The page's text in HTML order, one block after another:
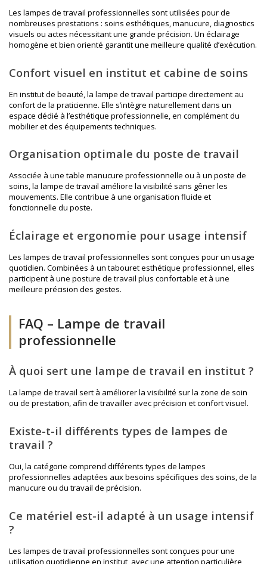
Les lampes de travail professionnelles sont utilisées pour de
nombreuses prestations : soins esthétiques, manucure, diagnostics
visuels ou actes nécessitant une grande précision. Un éclairage
homogène et bien orienté garantit une meilleure qualité d’exécution.
Confort visuel en institut et cabine de soins
En institut de beauté, la lampe de travail participe directement au
confort de la praticienne. Elle s’intègre naturellement dans un
espace dédié à l’esthétique professionnelle , en complément du
mobilier et des équipements techniques.
Organisation optimale du poste de travail
Associée à une table manucure professionnelle ou à un poste de
soins, la lampe de travail améliore la visibilité sans gêner les
mouvements. Elle contribue à une organisation fluide et
fonctionnelle du poste.
Éclairage et ergonomie pour usage intensif
Les lampes de travail professionnelles sont conçues pour un usage
quotidien. Combinées à un tabouret esthétique professionnel, elles
participent à une posture de travail plus confortable et à une
meilleure précision des gestes.
FAQ – Lampe de travail
professionnelle
À quoi sert une lampe de travail en institut ?
La lampe de travail sert à améliorer la visibilité sur la zone de soin
ou de prestation, afin de travailler avec précision et confort visuel.
Existe-t-il différents types de lampes de
travail ?
Oui, la catégorie comprend différents types de lampes
professionnelles adaptées aux besoins spécifiques des soins, de la
manucure ou du travail de précision.
Ce matériel est-il adapté à un usage intensif
?
Les lampes de travail professionnelles sont conçues pour une
utilisation quotidienne en institut, avec une attention particulière